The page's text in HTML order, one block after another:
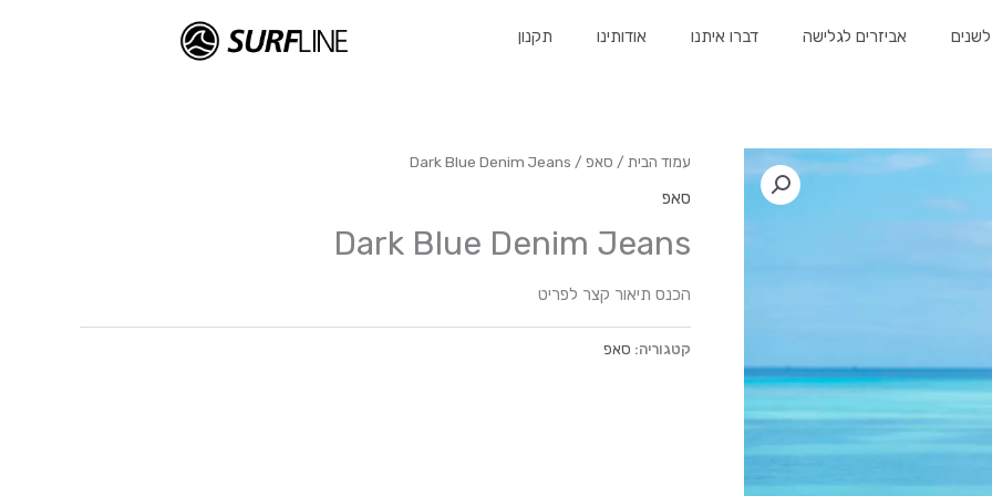
אביזרים לגלישה דברו איתנו אודותינו תקנון
עמוד הבית / סאפ / Dark Blue Denim Jeans
סאפ
Dark Blue Denim Jeans
הכנס תיאור קצר לפריט
קטגוריה: סאפ